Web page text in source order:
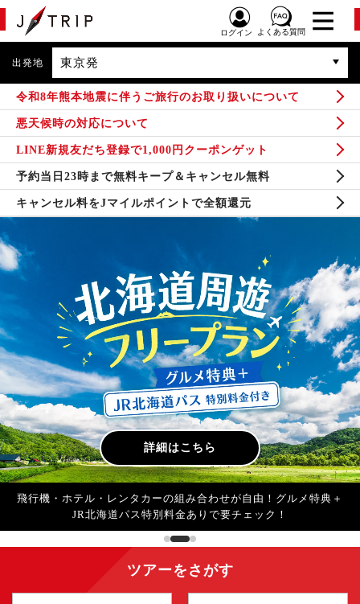
ログイン よくある質問
出発地 東京発
令和8年熊本地震に伴うご旅行のお取り扱いについて
悪天候時の対応について
LINE新規友だち登録で1,000円クーポンゲット
予約当日23時まで無料キープ＆キャンセル無料
キャンセル料をJマイルポイントで全額還元
詳細はこちら
この夏は四国4県、全部行こう。乗り捨て無料のJALレンタカー
旅
ツアーをさがす